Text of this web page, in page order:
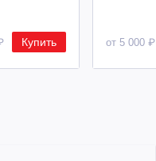
Купить от 5 000 ₽